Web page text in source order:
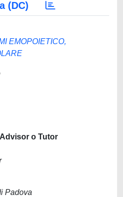
(DC)
EMOPOIETICO,
o Tutor
Padova